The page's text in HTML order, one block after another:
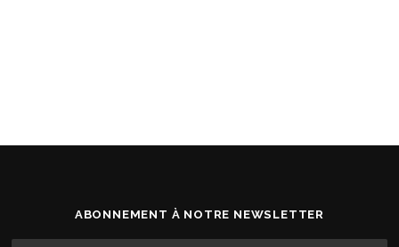
ABONNEMENT À NOTRE NEWSLETTER